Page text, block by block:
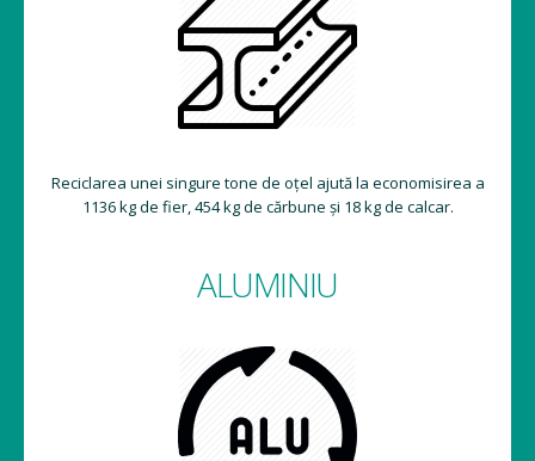
Reciclarea unei singure tone de oțel ajută la economisirea a
1136 kg de fier, 454 kg de cărbune și 18 kg de calcar.
ALUMINIU